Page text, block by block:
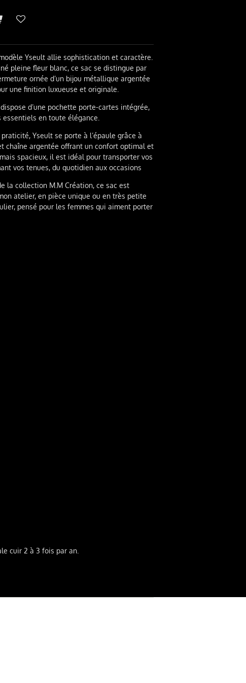
Yseult allie sophistication et caractère.
pleine fleur blanc, ce sac se distingue par
ornée d’un bijou métallique argentée
une finition luxueuse et originale.
dispose d’une pochette porte-cartes intégrée,
en toute élégance.
praticité, Yseult se porte à l’épaule grâce à
chaîne argentée offrant un confort optimal et
spacieux, il est idéal pour transporter vos
vos tenues, du quotidien aux occasions
la collection M.M Création, ce sac est
atelier, en pièce unique ou en très petite
pensé pour les femmes qui aiment porter
cuir 2 à 3 fois par an.